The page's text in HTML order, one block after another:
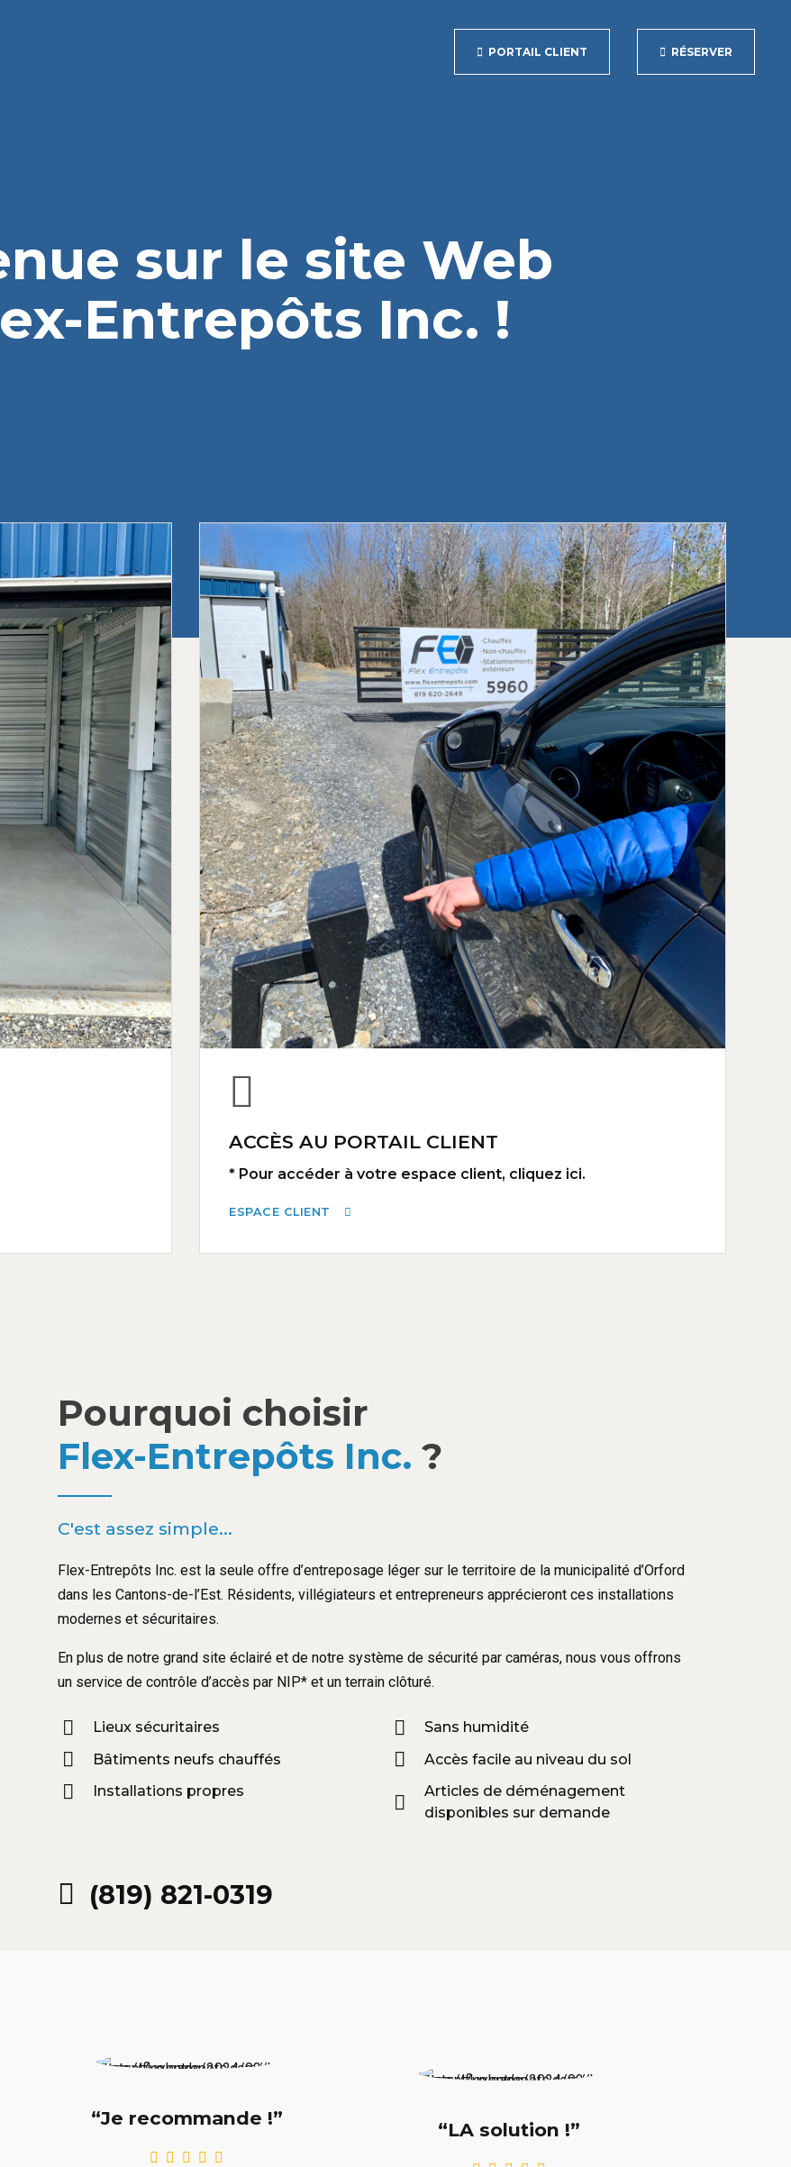
PORTAIL CLIENT RÉSERVER
sur le site Web
Entrepôts Inc. !
ACCÈS AU PORTAIL CLIENT
* Pour accéder à votre espace client, cliquez ici.
ESPACE CLIENT
Pourquoi choisir
Flex-Entrepôts Inc. ?
C'est assez simple...
Flex-Entrepôts Inc. est la seule offre d’entreposage léger sur le territoire de la municipalité d’Orford
dans les Cantons-de-l’Est. Résidents, villégiateurs et entrepreneurs apprécieront ces installations
modernes et sécuritaires.
En plus de notre grand site éclairé et de notre système de sécurité par caméras, nous vous offrons
un service de contrôle d’accès par NIP* et un terrain clôturé.
Lieux sécuritaires
Bâtiments neufs chauffés
Installations propres
Sans humidité
Accès facile au niveau du sol
Articles de déménagement
disponibles sur demande
(819) 821-0319
“Je recommande !”
“LA solution !”